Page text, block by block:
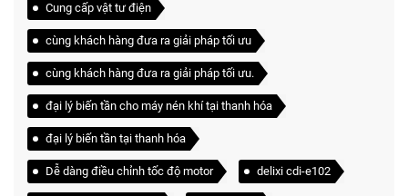
Cung cấp vật tư điện
cùng khách hàng đưa ra giải pháp tối ưu
cùng khách hàng đưa ra giải pháp tối ưu.
đại lý biến tần cho máy nén khí tại thanh hóa
đại lý biến tần tại thanh hóa
Dễ dàng điều chỉnh tốc độ motor delixi cdi-e102